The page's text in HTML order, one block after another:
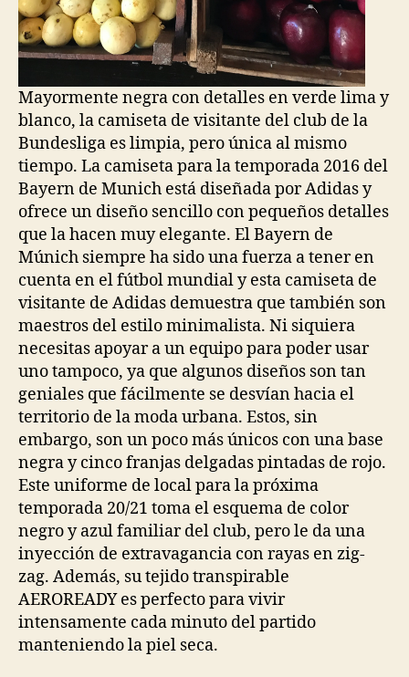
Mayormente negra con detalles en verde lima y
blanco, la camiseta de visitante del club de la
Bundesliga es limpia, pero única al mismo
tiempo. La camiseta para la temporada 2016 del
Bayern de Munich está diseñada por Adidas y
ofrece un diseño sencillo con pequeños detalles
que la hacen muy elegante. El Bayern de
Múnich siempre ha sido una fuerza a tener en
cuenta en el fútbol mundial y esta camiseta de
visitante de Adidas demuestra que también son
maestros del estilo minimalista. Ni siquiera
necesitas apoyar a un equipo para poder usar
uno tampoco, ya que algunos diseños son tan
geniales que fácilmente se desvían hacia el
territorio de la moda urbana. Estos, sin
embargo, son un poco más únicos con una base
negra y cinco franjas delgadas pintadas de rojo.
Este uniforme de local para la próxima
temporada 20/21 toma el esquema de color
negro y azul familiar del club, pero le da una
inyección de extravagancia con rayas en zig-
zag. Además, su tejido transpirable
AEROREADY es perfecto para vivir
intensamente cada minuto del partido
manteniendo la piel seca.